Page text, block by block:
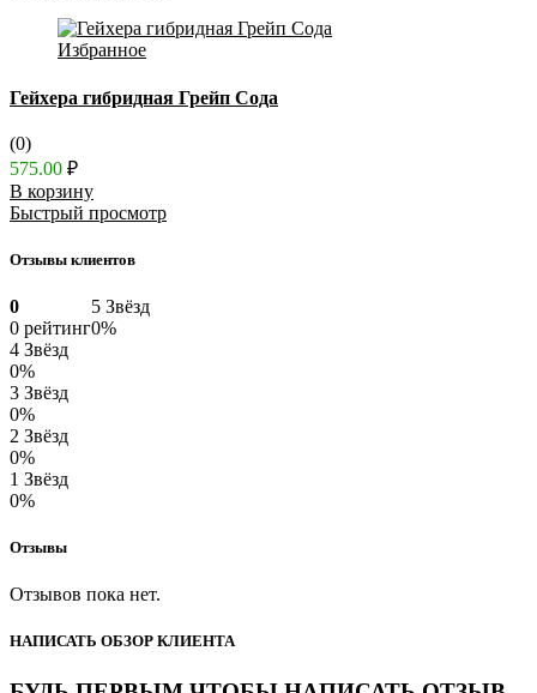
Избранное
Гейхера гибридная Грейп Сода
(0)
575.00 ₽
В корзину
Быстрый просмотр
Отзывы клиентов
0
0 рейтинг
5 Звёзд
0%
4 Звёзд
0%
3 Звёзд
0%
2 Звёзд
0%
1 Звёзд
0%
Отзывы
Отзывов пока нет.
НАПИСАТЬ ОБЗОР КЛИЕНТА